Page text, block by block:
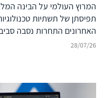
המרוץ העולמי על הבינה
תפיסתן של תשתיות
האחרונים התחרות נסבה
דיגיטליות ובמודלים של
28/07/26